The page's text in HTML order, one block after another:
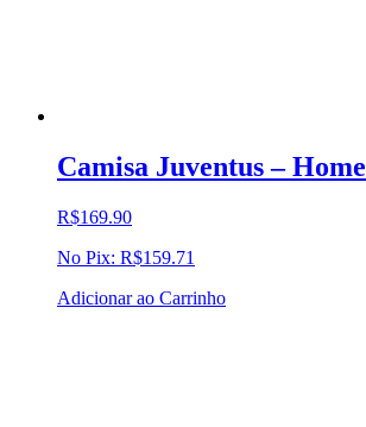
Camisa Juventus – Home
R$169.90
No Pix: R$159.71
Adicionar ao Carrinho